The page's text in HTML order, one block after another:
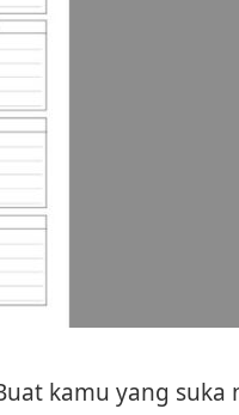
kamu yang suka